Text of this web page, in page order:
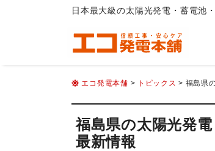
日本最大級の太陽光発電・蓄電池
エコ発電本舗 > トピックス > 福島県
福島県の太陽光発
最新情報